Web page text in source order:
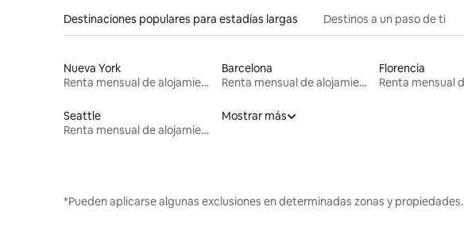
Destinaciones populares para estadías largas Destinos a un paso de ti
Nueva York
Renta mensual de alojamientos
Barcelona
Renta mensual de alojamientos
Florencia
Seattle
Renta mensual de alojamientos
Mostrar más
*Pueden aplicarse algunas exclusiones en determinadas zonas y propiedades.